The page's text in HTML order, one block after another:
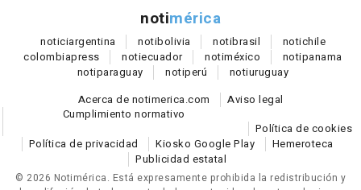
notimérica
noticiargentina notibolivia notibrasil notichile
colombiapress notiecuador notiméxico notipanama
notiparaguay notiperú notiuruguay
Acerca de notimerica.com
Aviso legal
Cumplimiento normativo
Política de cookies
Política de privacidad
Kiosko Google Play
Hemeroteca
Publicidad estatal
© 2026 Notimérica. Está expresamente prohibida la redistribución y